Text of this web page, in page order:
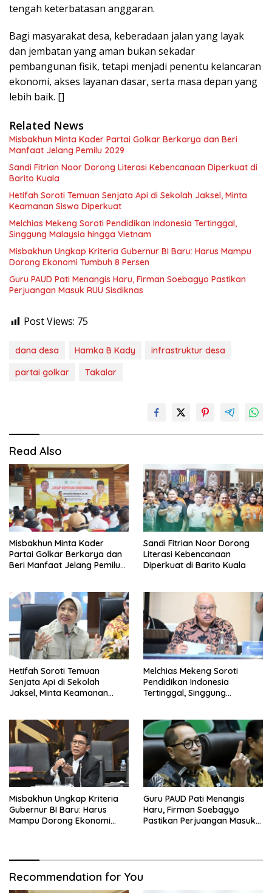
tengah keterbatasan anggaran.
Bagi masyarakat desa, keberadaan jalan yang layak
dan jembatan yang aman bukan sekadar
pembangunan fisik, tetapi menjadi penentu kelancaran
ekonomi, akses layanan dasar, serta masa depan yang
lebih baik. []
Related News
Misbakhun Minta Kader Partai Golkar Berkarya dan Beri
Manfaat Jelang Pemilu 2029
Sandi Fitrian Noor Dorong Literasi Kebencanaan Diperkuat di
Barito Kuala
Hetifah Soroti Temuan Senjata Api di Sekolah Jaksel, Minta
Keamanan Siswa Diperkuat
Melchias Mekeng Soroti Pendidikan Indonesia Tertinggal,
Singgung Malaysia hingga Vietnam
Misbakhun Ungkap Kriteria Gubernur BI Baru: Harus Mampu
Dorong Ekonomi Tumbuh 8 Persen
Guru PAUD Pati Menangis Haru, Firman Soebagyo Pastikan
Perjuangan Masuk RUU Sisdiknas
Post Views: 75
dana desa Hamka B Kady
infrastruktur desa
partai golkar
Takalar
Read Also
Misbakhun Minta Kader
Partai Golkar Berkarya dan
Beri Manfaat Jelang Pemilu
Sandi Fitrian Noor Dorong
Literasi Kebencanaan
Diperkuat di Barito Kuala
Hetifah Soroti Temuan
Senjata Api di Sekolah
Jaksel, Minta Keamanan
Melchias Mekeng Soroti
Pendidikan Indonesia
Tertinggal, Singgung
Misbakhun Ungkap Kriteria
Gubernur BI Baru: Harus
Mampu Dorong Ekonomi
Guru PAUD Pati Menangis
Haru, Firman Soebagyo
Pastikan Perjuangan Masuk
Recommendation for You